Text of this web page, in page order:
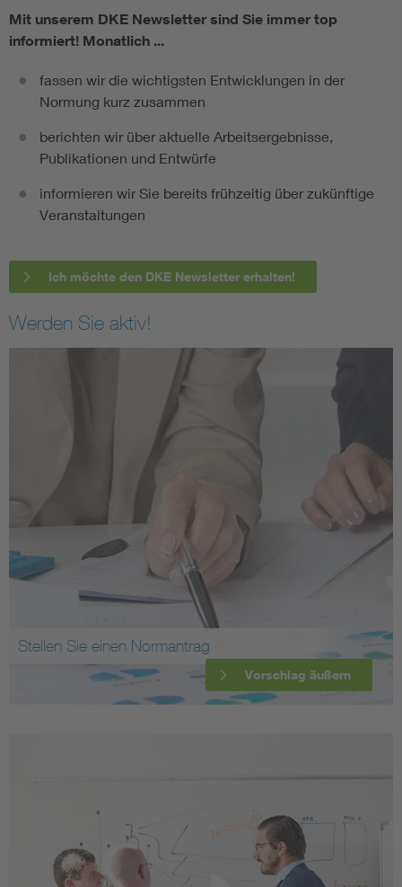
Mit unserem DKE Newsletter sind Sie immer top
informiert! Monatlich ...
fassen wir die wichtigsten Entwicklungen in der
Normung kurz zusammen
berichten wir über aktuelle Arbeitsergebnisse,
Publikationen und Entwürfe
informieren wir Sie bereits frühzeitig über zukünftige
Veranstaltungen
Ich möchte den DKE Newsletter erhalten!
Werden Sie aktiv!
Stellen Sie einen Normantrag
Vorschlag äußern